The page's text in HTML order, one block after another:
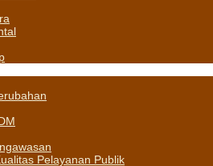
Pelayanan Publik